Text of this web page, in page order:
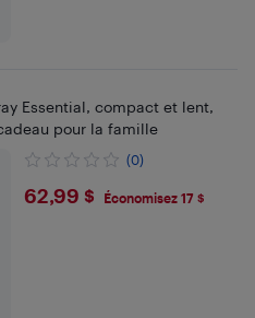
Essential, compact et lent,
pour la famille
(0)
$62.99
62,99 $ Économisez 17 $